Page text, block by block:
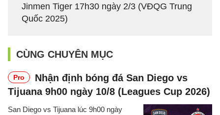
Jinmen Tiger 17h30 ngày 2/3 (VĐQG Trung
Quốc 2025)
CÙNG CHUYÊN MỤC
Pro
Nhận định bóng đá San Diego vs
Tijuana 9h00 ngày 10/8 (Leagues Cup 2026)
San Diego vs Tijuana lúc 9h00 ngày